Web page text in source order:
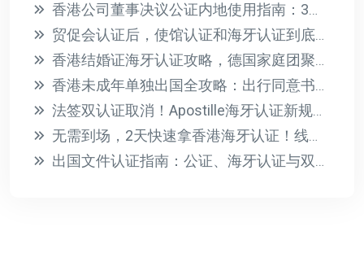
香港公司董事决议公证内地使用指南：3步搞定认证流程
贸促会认证后，使馆认证和海牙认证到底怎么选？一文讲清
香港结婚证海牙认证攻略，德国家庭团聚签证一步到位
香港未成年单独出国全攻略：出行同意书公证与海牙认证指南
法签双认证取消！Apostille海牙认证新规，7天搞定出生公证
无需到场，2天快速拿香港海牙认证！线上办理全攻略
出国文件认证指南：公证、海牙认证与双认证全解析